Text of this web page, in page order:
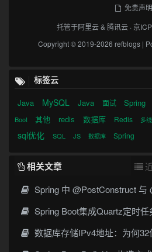
免责声明
托管于阿里云& 腾讯云 ·京
Copyright © 2019-2026 refblogs |
标签云
Java MySQL Java 面试 Spring
Boot
其他 redis 数据库 Redis 多
sql优化 SQL JS 数据库 Spring
相关文章
Spring 中 @PostConstruct 与
Spring Boot集成Quartz定时任务
数据库存储IPv4地址：为何32位